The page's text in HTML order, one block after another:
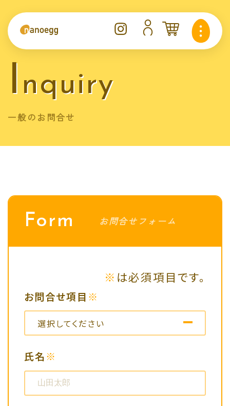
I nquiry
一般のお問合せ
Form お問合せフォーム
※ は必須項目です。
お問合せ項目 ※
選択してください
選択してください
医療機関専売化粧品、及び研究試
薬に関するお問い合わせ
氏名※